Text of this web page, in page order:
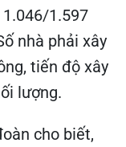
1.597
nhà phải xây
tiến độ xây
lượng.
cho biết,